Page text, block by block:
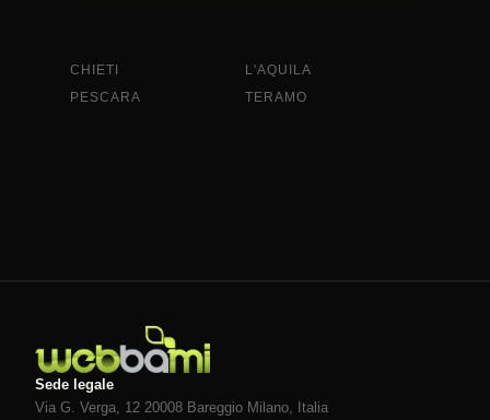
CHIETI
L'AQUILA
PESCARA
TERAMO
Sede legale
Via G. Verga, 12 20008 Bareggio Milano, Italia